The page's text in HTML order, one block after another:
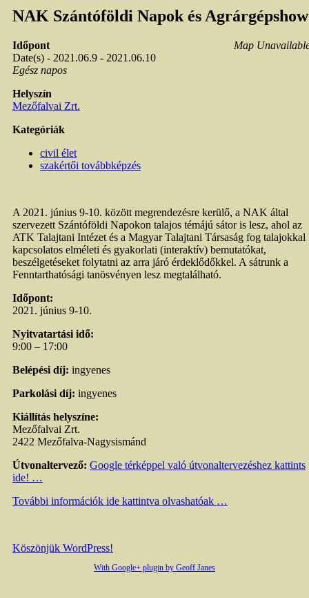
NAK Szántóföldi Napok és Agrárgépshow
Map
Időpont
Date(s) - 2021.06.9 - 2021.06.10
Egész napos
Helyszín
Mezőfalvai Zrt.
Kategóriák
civil élet
szakértői továbbképzés
A 2021. június 9-10. között megrendezésre kerülő, a NAK által
szervezett Szántóföldi Napokon talajos témájú sátor is lesz, ahol az
ATK Talajtani Intézet és a Magyar Talajtani Társaság fog talajokkal
kapcsolatos elméleti és gyakorlati (interaktív) bemutatókat,
beszélgetéseket folytatni az arra járó érdeklődőkkel. A sátrunk a
Fenntarthatósági tanösvényen lesz megtalálható.
Időpont:
2021. június 9-10.
Nyitvatartási idő:
9:00 – 17:00
Belépési díj: ingyenes
Parkolási díj: ingyenes
Kiállítás helyszíne:
Mezőfalvai Zrt.
2422 Mezőfalva-Nagysismánd
Útvonaltervező: Google térképpel való útvonaltervezéshez kattints
ide! …
További információk ide kattintva olvashatóak …
Köszönjük WordPress!
With Google+ plugin by Geoff Janes